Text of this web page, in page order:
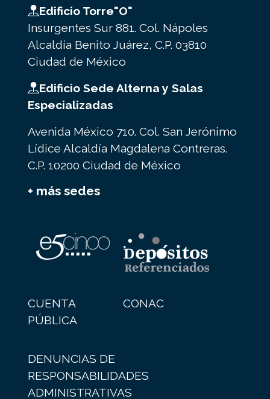
Edificio Torre"O"
Insurgentes Sur 881. Col. Nápoles
Alcaldía Benito Juárez, C.P. 03810
Ciudad de México
Edificio Sede Alterna y Salas
Especializadas
Avenida México 710. Col. San Jerónimo
Lídice Alcaldía Magdalena Contreras.
C.P. 10200 Ciudad de México
+ más sedes
CUENTA
PÚBLICA
CONAC
DENUNCIAS DE
RESPONSABILIDADES
ADMINISTRATIVAS